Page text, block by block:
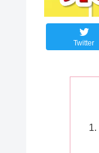
Twitter